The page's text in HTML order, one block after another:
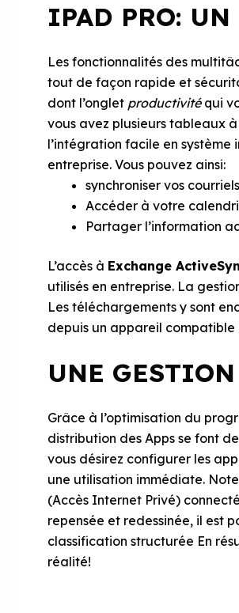
IPAD PRO:
Les fonctionnalités des
tout de façon rapide et
dont l’onglet productivitéqui
vous avez plusieurs tableaux
l’intégration facile en
entreprise. Vous pouvez ainsi:
synchroniser vos
Accéder à votre
Partager l’information
L’accès à Exchange
utilisés en entreprise. La
Les téléchargements y sont
depuis un appareil compatible
UNE
Grâce à l’optimisation du
distribution des Apps se font
vous désirez configurer les
une utilisation immédiate.
(Accès Internet Privé)
repensée et redessinée, il est
classification structurée En
réalité!